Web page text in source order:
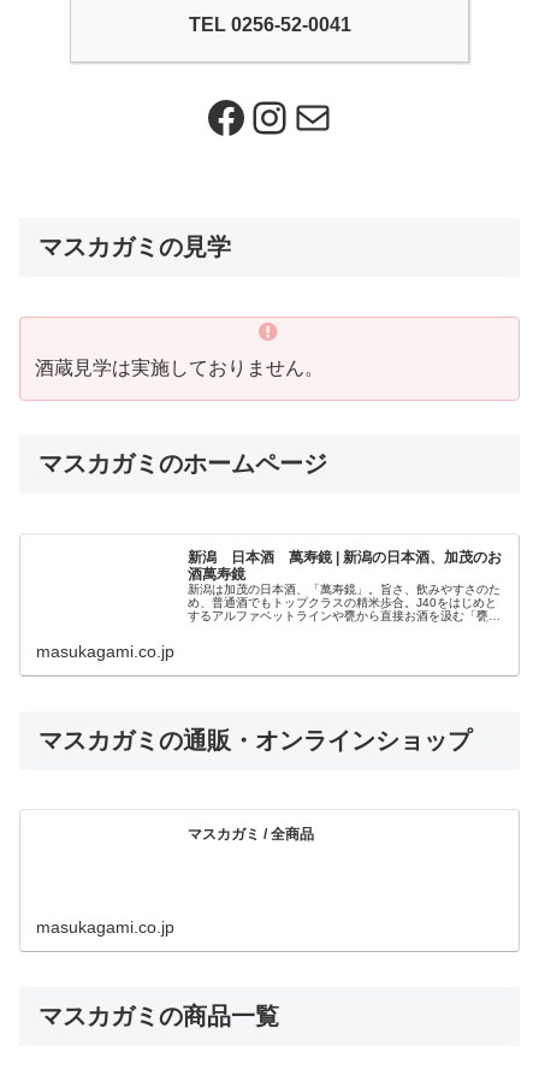
TEL 0256-52-0041
Facebook
Instagram
メール
マスカガミの見学
酒蔵見学は実施しておりません。
マスカガミのホームページ
新潟 日本酒 萬寿鏡 | 新潟の日本酒、加茂のお
酒萬寿鏡
新潟は加茂の日本酒、「萬寿鏡」。旨さ、飲みやすさのた
め、普通酒でもトップクラスの精米歩合。J40をはじめと
するアルファベットラインや甕から直接お酒を汲む「甕
masukagami.co.jp
マスカガミの通販・オンラインショップ
マスカガミ / 全商品
masukagami.co.jp
マスカガミの商品一覧